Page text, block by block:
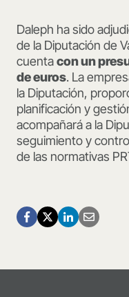
Daleph ha sido
de la Diputación de
cuentacon un
de euros. La
la Diputación,
planificación y
acompañará a la
seguimiento y
de las normativas